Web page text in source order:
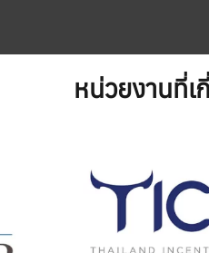
หน่วยงานที่เ